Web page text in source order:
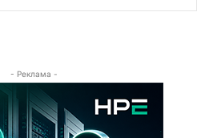
- Реклама -